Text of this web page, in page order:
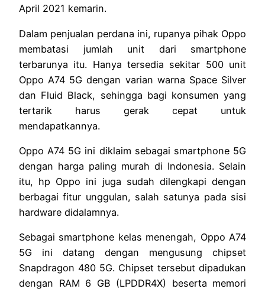
April 2021 kemarin.
Dalam penjualan perdana ini, rupanya pihak Oppo
membatasi jumlah unit dari smartphone
terbarunya itu. Hanya tersedia sekitar 500 unit
Oppo A74 5G dengan varian warna Space Silver
dan Fluid Black, sehingga bagi konsumen yang
tertarik harus gerak cepat untuk
mendapatkannya.
Oppo A74 5G ini diklaim sebagai smartphone 5G
dengan harga paling murah di Indonesia. Selain
itu, hp Oppo ini juga sudah dilengkapi dengan
berbagai fitur unggulan, salah satunya pada sisi
hardware didalamnya.
Sebagai smartphone kelas menengah, Oppo A74
5G ini datang dengan mengusung chipset
Snapdragon 480 5G. Chipset tersebut dipadukan
dengan RAM 6 GB (LPDDR4X) beserta memori